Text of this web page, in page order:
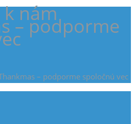
nám
– podporme
– podporme spoločnú vec